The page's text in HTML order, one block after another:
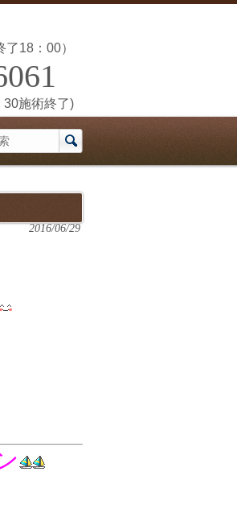
18：00）
30施術終了)
2016/06/29